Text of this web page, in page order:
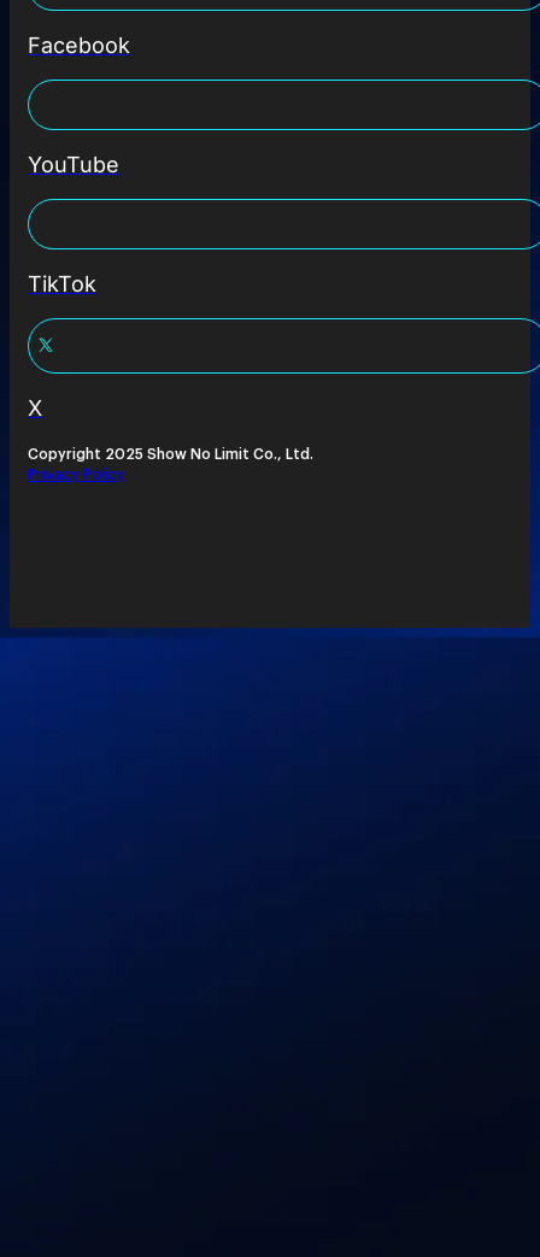
Facebook
YouTube
TikTok
X
Copyright 2025 Show No Limit Co., Ltd.
Privacy Policy